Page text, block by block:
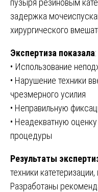
задержка
хирургического
Экспертиза показала:
• Использование
• Нарушение техники
чрезмерного усилия
• Неправильную
• Неадекватную
процедуры
Результаты
техники
Разработаны